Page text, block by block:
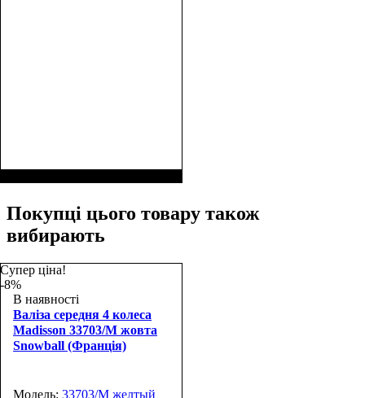
Покупці цього товару також
вибирають
Супер ціна!
-8%
В наявності
Валіза середня 4 колеса
Madisson 33703/M жовта
Snowball (Франція)
Модель: 33703/M желтый